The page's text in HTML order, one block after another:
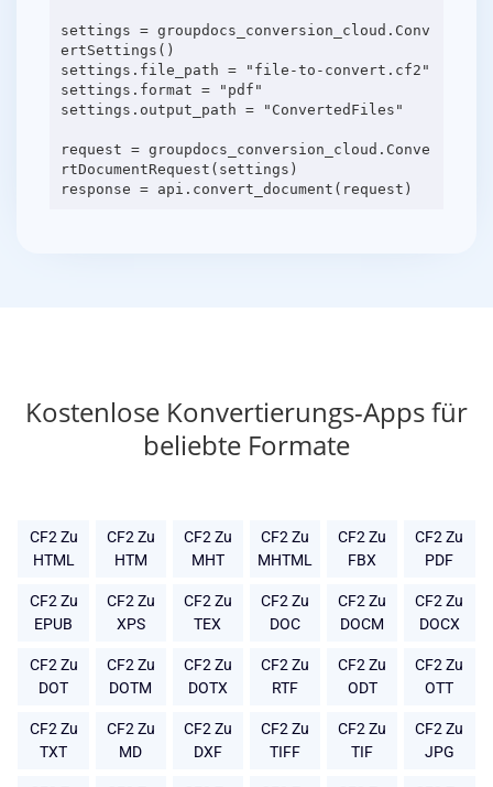
settings = groupdocs_conversion_cloud.Conv
ertSettings()
settings.file_path = "file-to-convert.cf2"
settings.format = "pdf"
settings.output_path = "ConvertedFiles"
request = groupdocs_conversion_cloud.Conve
rtDocumentRequest(settings)
Kostenlose Konvertierungs-Apps für
beliebte Formate
CF2 Zu
HTML
CF2 Zu
HTM
CF2 Zu
MHT
CF2 Zu
MHTML
CF2 Zu
FBX
CF2 Zu
PDF
CF2 Zu
EPUB
CF2 Zu
XPS
CF2 Zu
TEX
CF2 Zu
DOC
CF2 Zu
DOCM
CF2 Zu
DOCX
CF2 Zu
DOT
CF2 Zu
DOTM
CF2 Zu
DOTX
CF2 Zu
RTF
CF2 Zu
ODT
CF2 Zu
OTT
CF2 Zu
TXT
CF2 Zu
MD
CF2 Zu
DXF
CF2 Zu
TIFF
CF2 Zu
TIF
CF2 Zu
JPG